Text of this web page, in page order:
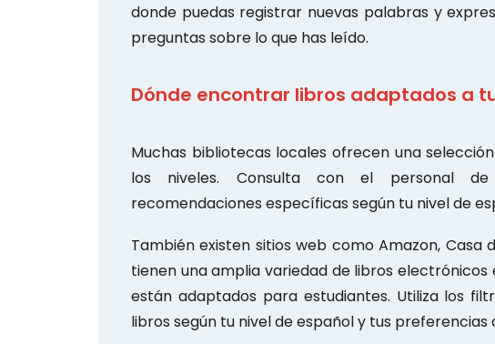
donde puedas registrar nuevas palabras y
preguntas sobre lo que has leído.
Dónde encontrar libros adaptados a
Muchas bibliotecas locales ofrecen una
los niveles. Consulta con el personal
recomendaciones específicas según tu nivel de
También existen sitios web como Amazon, Casa
tienen una amplia variedad de libros electrónicos
están adaptados para estudiantes. Utiliza los
libros según tu nivel de español y tus